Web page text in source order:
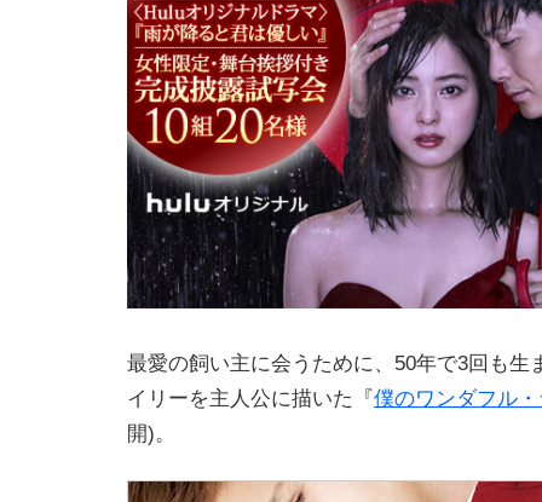
最愛の飼い主に会うために、50年で3回も生
イリーを主人公に描いた『僕のワンダフル
開)。